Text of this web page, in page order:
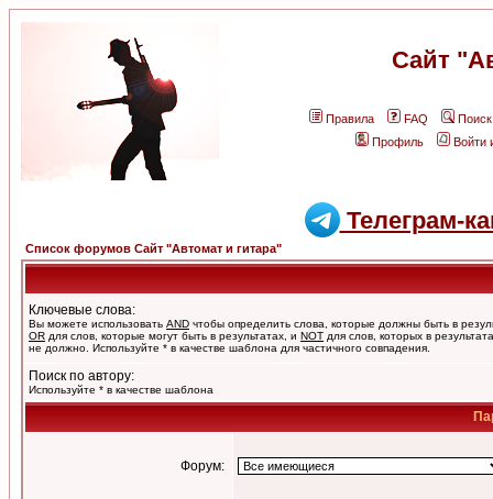
Сайт
Правила FAQ
Поиск
Профиль
Войти
Телеграм-
Список форумов Сайт "Автомат и гитара"
Ключевые слова:
Вы можете использовать AND чтобы определить слова, которые должны быть в
OR для слов, которые могут быть в результатах, и NOT для слов, которых в
не должно. Используйте * в качестве шаблона для частичного совпадения.
Поиск по автору:
Используйте * в качестве шаблона
Форум: